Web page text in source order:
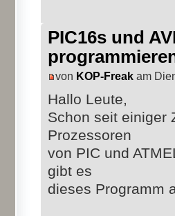
PIC16s und
von KOP-Freak am
Hallo Leute,
Schon seit einiger
Prozessoren
von PIC und
gibt es
dieses Programm